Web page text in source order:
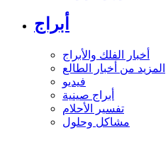
أبراج
أخبار الفلك والأبراج
المزيد من أخبار الطالع
فيديو
أبراج صينية
تفسير الأحلام
مشاكل وحلول